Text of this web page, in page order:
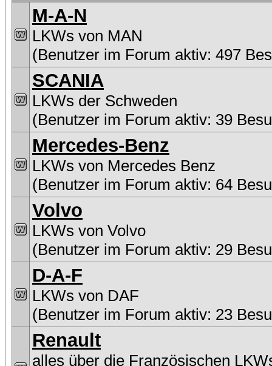
M-A-N
LKWs von MAN
(Benutzer im Forum aktiv: 497
SCANIA
LKWs der Schweden
(Benutzer im Forum aktiv: 39
Mercedes-Benz
LKWs von Mercedes Benz
(Benutzer im Forum aktiv: 64
Volvo
LKWs von Volvo
(Benutzer im Forum aktiv: 29
D-A-F
LKWs von DAF
(Benutzer im Forum aktiv: 23
Renault
alles über die Französischen